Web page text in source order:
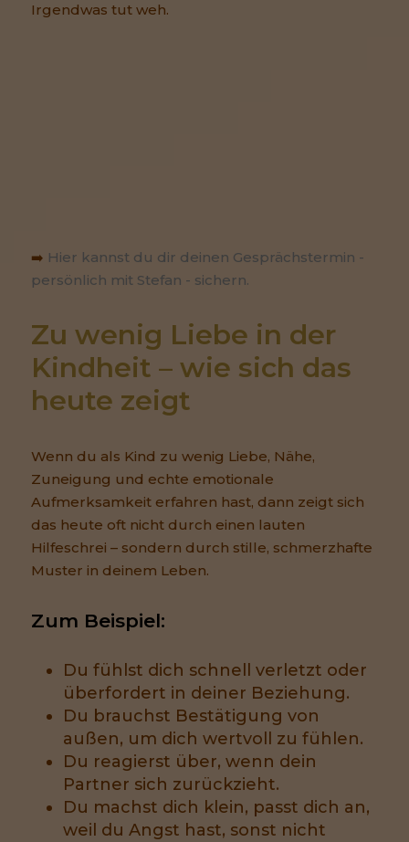
Irgendwas tut weh.
➡️ Hier kannst du dir deinen Gesprächstermin -
persönlich mit Stefan - sichern.
Zu wenig Liebe in der
Kindheit – wie sich das
heute zeigt
Wenn du als Kind zu wenig Liebe, Nähe,
Zuneigung und echte emotionale
Aufmerksamkeit erfahren hast, dann zeigt sich
das heute oft nicht durch einen lauten
Hilfeschrei – sondern durch stille, schmerzhafte
Muster in deinem Leben.
Zum Beispiel:
Du fühlst dich schnell verletzt oder
überfordert in deiner Beziehung.
Du brauchst Bestätigung von
außen, um dich wertvoll zu fühlen.
Du reagierst über, wenn dein
Partner sich zurückzieht.
Du machst dich klein, passt dich an,
weil du Angst hast, sonst nicht